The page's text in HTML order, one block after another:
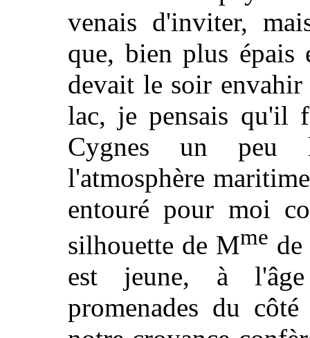
venais d'inviter,
que, bien plus
devait le soir
lac, je pensais qu'il
Cygnes un peu
l'atmosphère
entouré pour moi
silhouette de Mme
est jeune, à
promenades du